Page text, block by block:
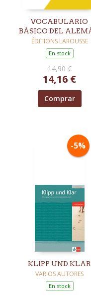
VOCABULARIO
BÁSICO DEL
ÉDITIONS LAROUSSE
En stock
14,90 €
14,16 €
Comprar
-5%
KLIPP UND KLAR
VARIOS AUTORES
En stock